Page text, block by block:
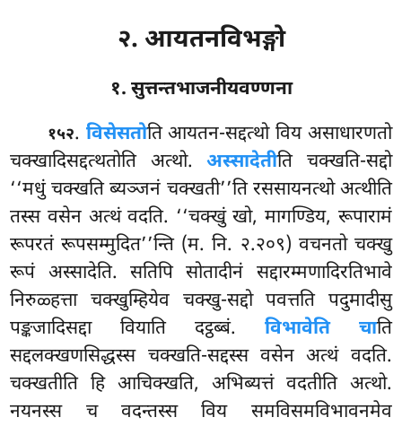
२. आयतनविभङ्गो
१. सुत्तन्तभाजनीयवण्णना
१५२. विसेसतोतिआयतन-सद्दत्थो विय असाधारणतो
चक्खादिसद्दत्थतोति अत्थो.अस्सादेतीति चक्खति-सद्दो
‘‘मधुं चक्खति ब्यञ्जनं चक्खती’’ति रससायनत्थो अत्थीति
तस्स वसेन अत्थं वदति. ‘‘चक्खुं खो, मागण्डिय, रूपारामं
रूपरतं रूपसम्मुदित’’न्ति (म. नि. २.२०९) वचनतो चक्खु
रूपं अस्सादेति. सतिपि सोतादीनं सद्दारम्मणादिरतिभावे
निरुळ्हत्ता चक्खुम्हियेव चक्खु-सद्दो पवत्तति पदुमादीसु
पङ्कजादिसद्दा वियाति दट्ठब्बं. विभावेति चाति
सद्दलक्खणसिद्धस्स चक्खति-सद्दस्स वसेन अत्थं वदति.
चक्खतीति हि आचिक्खति, अभिब्यत्तं वदतीति अत्थो.
नयनस्स च वदन्तस्स विय समविसमविभावनमेव